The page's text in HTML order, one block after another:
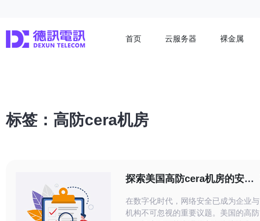
首页 云服务器 裸金属
标签：高防cera机房
探索美国高防cera机房的安全
在数字化时代，网络安全已成为企业与
机构不可忽视的重要议题。美国的高防